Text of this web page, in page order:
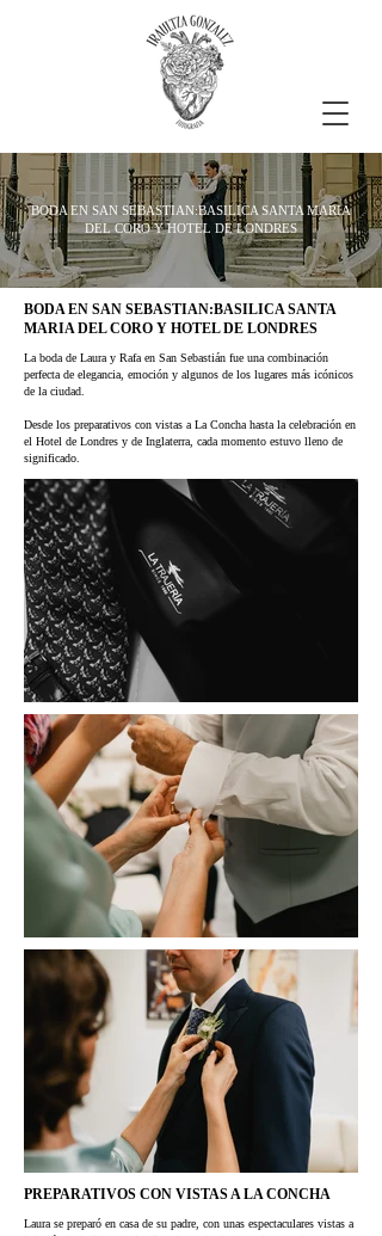
BODA EN SAN SEBASTIAN:BASILICA SANTA MARIA
DEL CORO Y HOTEL DE LONDRES
BODA EN SAN SEBASTIAN:BASILICA SANTA
MARIA DEL CORO Y HOTEL DE LONDRES
La boda de Laura y Rafa en San Sebastián fue una combinación
perfecta de elegancia, emoción y algunos de los lugares más icónicos
de la ciudad.
Desde los preparativos con vistas a La Concha hasta la celebración en
el Hotel de Londres y de Inglaterra, cada momento estuvo lleno de
significado.
PREPARATIVOS CON VISTAS A LA CONCHA
Laura se preparó en casa de su padre, con unas espectaculares vistas a